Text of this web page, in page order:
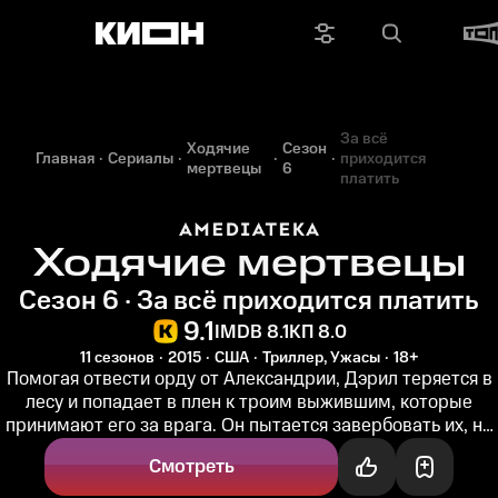
Главная Сериалы Ходячие
мертвецы
Сезон
6
За всё
приходится
платить
Ходячие мертвецы
Сезон 6 · За всё приходится платить
9.1IMDB 8.1КП 8.0
11 сезонов 2015 США Триллер, Ужасы 18+
Помогая отвести орду от Александрии, Дэрил теряется в
лесу и попадает в плен к троим выжившим, которые
принимают его за врага. Он пытается завербовать их, но
Смотреть